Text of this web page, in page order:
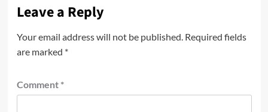
Leave a Reply
Your email address will not be published. Required fields
are marked *
Comment *